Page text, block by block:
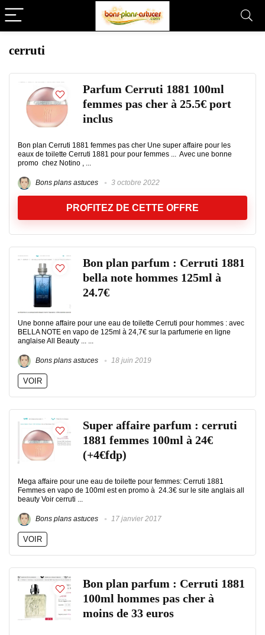
cerruti
Parfum Cerruti 1881 100ml
femmes pas cher à 25.5€ port
inclus
Bon plan Cerruti 1881 femmes pas cher Une super affaire pour les
eaux de toilette Cerruti 1881 pour pour femmes ... Avec une bonne
promo chez Notino , ...
Bons plans astuces 3 octobre 2022
PROFITEZ DE CETTE OFFRE
Bon plan parfum : Cerruti 1881
bella note hommes 125ml à
24.7€
Une bonne affaire pour une eau de toilette Cerruti pour hommes : avec
BELLA NOTE en vapo de 125ml à 24,7€ sur la parfumerie en ligne
anglaise All Beauty ... ...
Bons plans astuces 18 juin 2019
VOIR
Super affaire parfum : cerruti
1881 femmes 100ml à 24€
(+4€fdp)
Mega affaire pour une eau de toilette pour femmes: Cerruti 1881
Femmes en vapo de 100ml est en promo à 24.3€ sur le site anglais all
beauty Voir cerruti ...
Bons plans astuces 17 janvier 2017
VOIR
Bon plan parfum : Cerruti 1881
100ml hommes pas cher à
moins de 33 euros